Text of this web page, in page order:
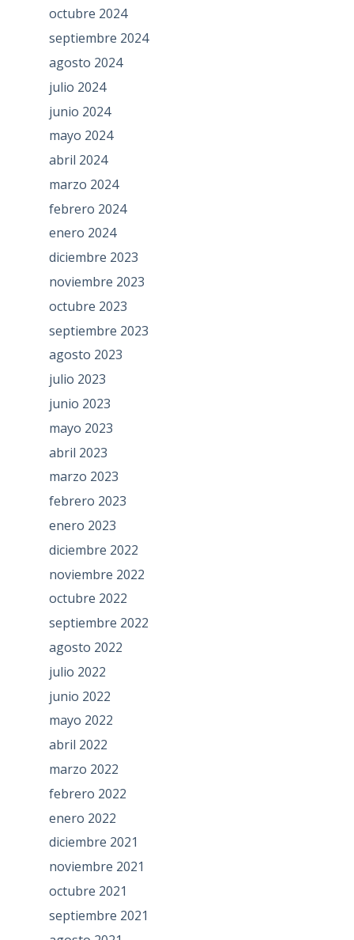
octubre 2024
septiembre 2024
agosto 2024
julio 2024
junio 2024
mayo 2024
abril 2024
marzo 2024
febrero 2024
enero 2024
diciembre 2023
noviembre 2023
octubre 2023
septiembre 2023
agosto 2023
julio 2023
junio 2023
mayo 2023
abril 2023
marzo 2023
febrero 2023
enero 2023
diciembre 2022
noviembre 2022
octubre 2022
septiembre 2022
agosto 2022
julio 2022
junio 2022
mayo 2022
abril 2022
marzo 2022
febrero 2022
enero 2022
diciembre 2021
noviembre 2021
octubre 2021
septiembre 2021